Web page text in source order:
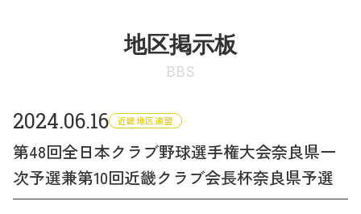
地区掲示板
BBS
2024.06.16 近畿地区連盟
第48回全日本クラブ野球選手権大会奈良県一
次予選兼第10回近畿クラブ会長杯奈良県予選